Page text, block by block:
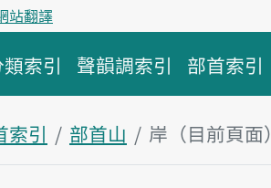
站翻譯
索引 聲韻調索引 部首索引
索引 部首山
岸（目前頁面）